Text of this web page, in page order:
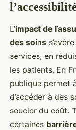
L’impact de
des soins
services, en
les patients. En
publique permet
d’accéder à des
soucier du coût.
certaines